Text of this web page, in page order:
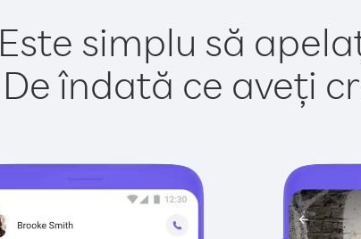
Este simplu să
De îndată ce aveți